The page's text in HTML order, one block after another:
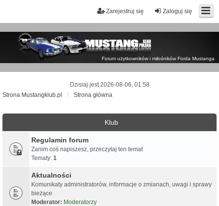
Zaloguj się
Zarejestruj się
Forum użytkowników i miłośników Forda Mustanga
Dzisiaj jest 2026-08-06, 01:58
Strona Mustangklub.pl
Strona główna
Klub
Regulamin forum
Zanim coś napiszesz, przeczytaj ten temat
Tematy: 1
Aktualności
Komunikaty administratorów, informacje o zmianach, uwagi i sprawy
bieżące
Moderator: Moderatorzy